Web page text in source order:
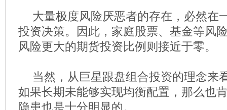
大量极度风险厌恶者的存在，必然在
投资决策。因此，家庭股票、基金等风
风险更大的期货投资比例则接近于零。
当然，从巨星跟盘组合投资的理念来
如果长期未能够实现均衡配置，那么也
隐患也是十分明显的。